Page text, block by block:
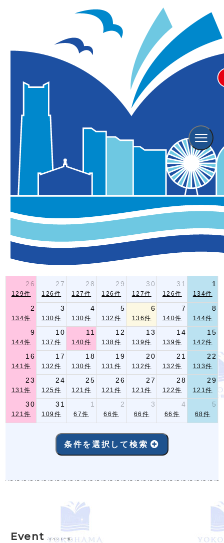
Event
横浜観光情報TOP イベント情報
Event Search
-イベント指定条件検索-
翌月
2026年 8月
26
27 28 29 30 31 1
129件 126件 127件 126件 127件 126件 134件
2 3 4 5 6 7 8
134件 130件 130件 132件 136件 140件 144件
9 10 11 12 13 14 15
144件 137件 140件 138件 139件 139件 142件
16 17 18 19 20 21 22
141件 132件 130件 131件 132件 132件 133件
23 24 25 26 27 28 29
131件 125件 121件 121件 121件 122件 121件
30 31 1 2 3 4 5
121件 109件 67件 66件 66件 66件 68件
条件を選択して検索
Event -イベント一覧-